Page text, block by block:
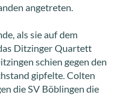
angetreten.
als sie auf dem
Ditzinger Quartett
schien gegen den
gipfelte. Colten
die SV Böblingen die